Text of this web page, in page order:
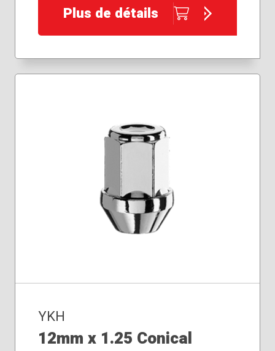
Plus de détails
YKH
12mm x 1.25 Conical